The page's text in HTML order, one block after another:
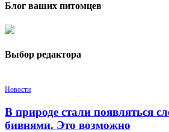
Блог ваших питомцев
Выбор редактора
Новости
В природе стали появляться
бивнями. Это возможно